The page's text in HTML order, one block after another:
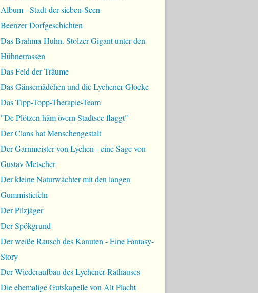
Album - Stadt-der-sieben-Seen
Beenzer Dorfgeschichten
Das Brahma-Huhn. Stolzer Gigant unter den
Hühnerrassen
Das Feld der Träume
Das Gänsemädchen und die Lychener Glocke
Das Tipp-Topp-Therapie-Team
"De Plötzen häm övern Stadtsee flaggt"
Der Clans hat Menschengestalt
Der Garnmeister von Lychen - eine Sage von
Gustav Metscher
Der kleine Naturwächter mit den langen
Gummistiefeln
Der Pilzjäger
Der Spökgrund
Der weiße Rausch des Kanuten - Eine Fantasy-
Story
Der Wiederaufbau des Lychener Rathauses
Die ehemalige Gutskapelle von Alt Placht